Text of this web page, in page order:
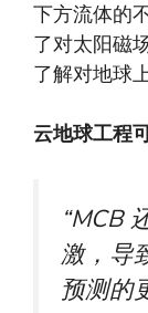
下方流体的
了对太阳磁
了解对地球
云地球工程
“MCB
激，导
预测的